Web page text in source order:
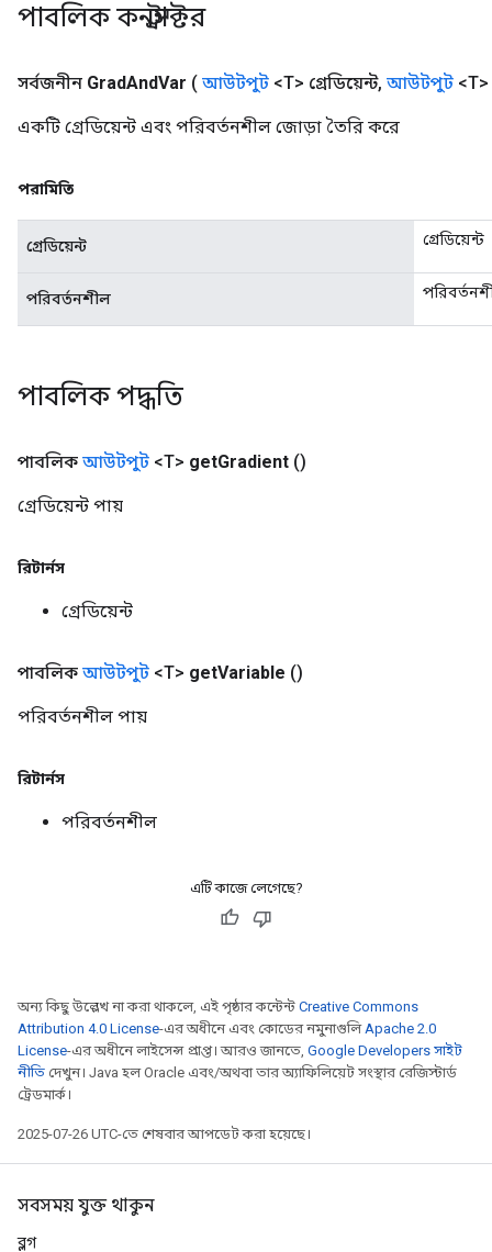
পাবলিক কনস্ট্রাক্টর
সর্বজনীন GradAndVar ( আউটপুট <T> গ্রেডিয়েন্ট, আউটপুট
একটি গ্রেডিয়েন্ট এবং পরিবর্তনশীল জোড়া তৈরি করে
পরামিতি
গ্রেডিয়েন্ট গ্রেডিয়েন্ট
পরিবর্তনশীল
পাবলিক পদ্ধতি
পাবলিক আউটপুট <T> getGradient ()
গ্রেডিয়েন্ট পায়
রিটার্নস
গ্রেডিয়েন্ট
পাবলিক আউটপুট <T> getVariable ()
পরিবর্তনশীল পায়
রিটার্নস
পরিবর্তনশীল
এটি কাজে লেগেছে?
অন্য কিছু উল্লেখ না করা থাকলে, এই পৃষ্ঠার কন্টেন্ট Creative Commons
Attribution 4.0 License-এর অধীনে এবং কোডের নমুনাগুলিApache 2.0
License-এর অধীনে লাইসেন্স প্রাপ্ত। আরও জানতে, Google Developers সাইট
নীতি দেখুন। Java হল Oracle এবং/অথবা তার অ্যাফিলিয়েট সংস্থার রেজিস্টার্ড
ট্রেডমার্ক।
2025-07-26 UTC-তে শেষবার আপডেট করা হয়েছে।
সবসময় যুক্ত থাকুন
ব্লগ